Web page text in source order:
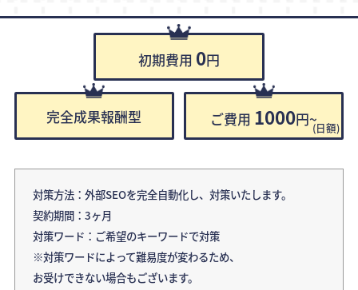
初期費用 0円
完全成果報酬型 ご費用 1000円~(日額)
対策方法：外部SEOを完全自動化し、対策いたします。
契約期間：3ヶ月
対策ワード：ご希望のキーワードで対策
※対策ワードによって難易度が変わるため、
お受けできない場合もございます。